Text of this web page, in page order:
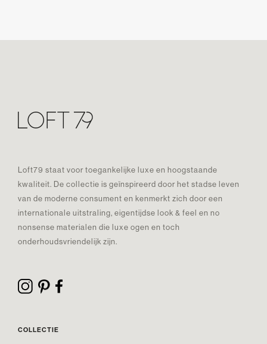
Loft79 staat voor toegankelijke luxe en hoogstaande
kwaliteit. De collectie is geïnspireerd door het stadse leven
van de moderne consument en kenmerkt zich door een
internationale uitstraling, eigentijdse look & feel en no
nonsense materialen die luxe ogen en toch
onderhoudsvriendelijk zijn.
COLLECTIE